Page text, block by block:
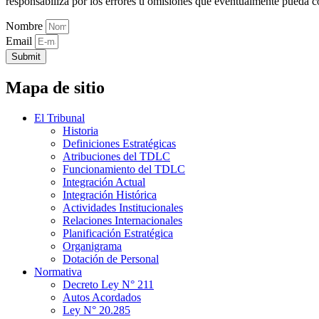
Nombre
Email
Submit
Mapa de sitio
El Tribunal
Historia
Definiciones Estratégicas
Atribuciones del TDLC
Funcionamiento del TDLC
Integración Actual
Integración Histórica
Actividades Institucionales
Relaciones Internacionales
Planificación Estratégica
Organigrama
Dotación de Personal
Normativa
Decreto Ley N° 211
Autos Acordados
Ley N° 20.285